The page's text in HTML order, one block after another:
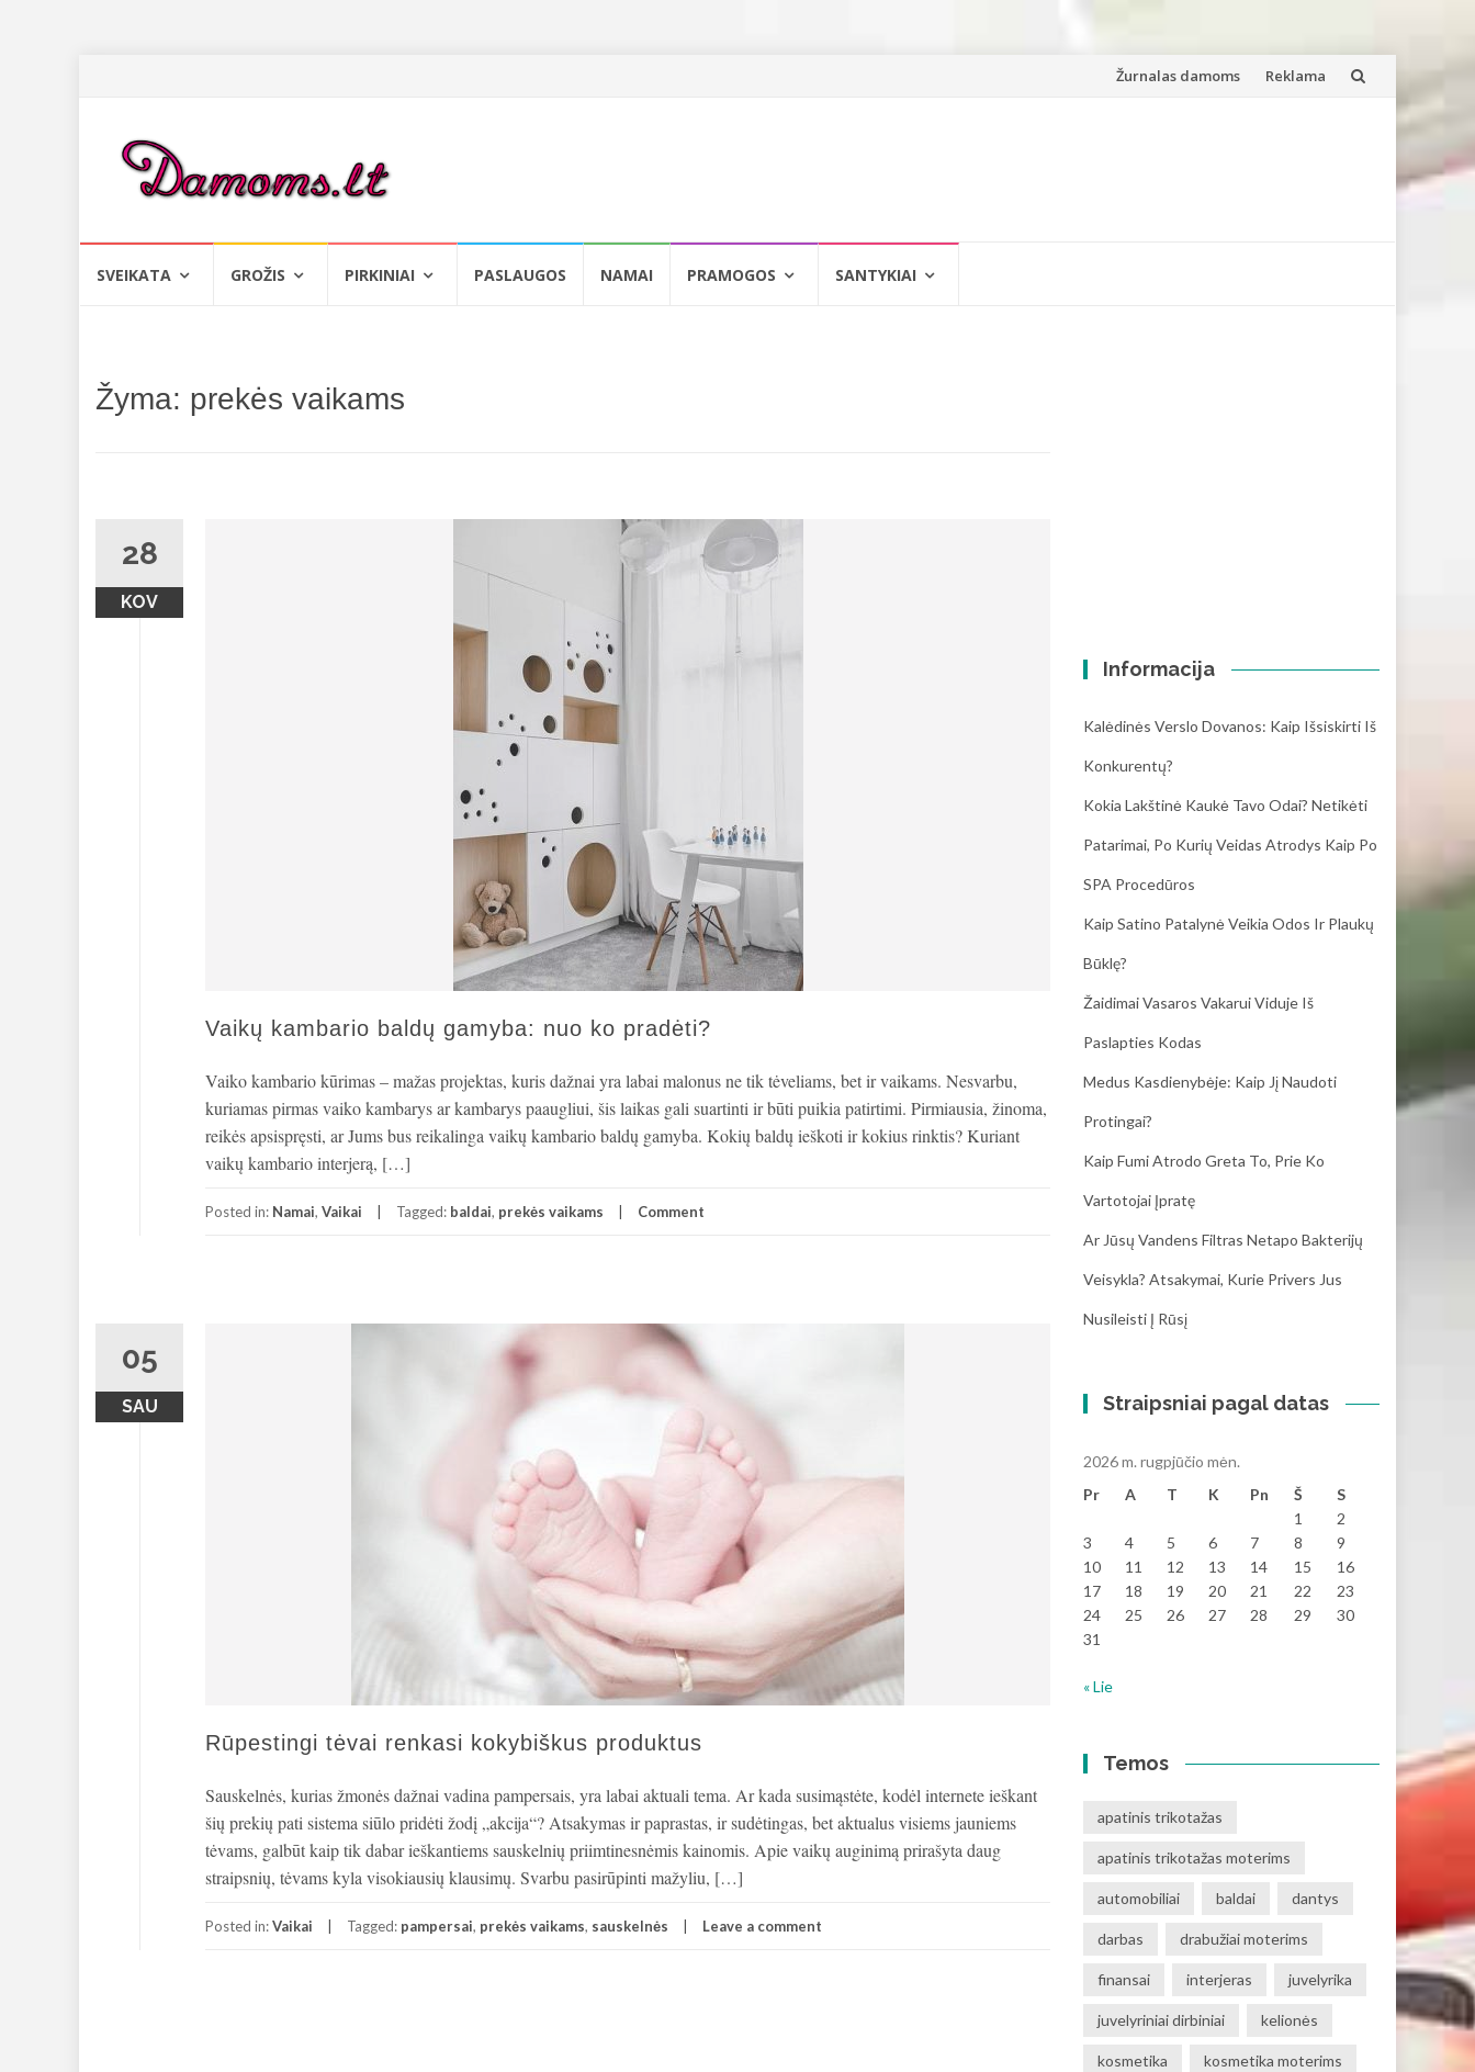
Skip
Žurnalas damoms Reklama
SVEIKATA GROŽIS PIRKINIAI PASLAUGOS NAMAI PRAMOGOS SANTYKIAI
Žyma: prekės vaikams
28
KOV
Vaikų kambario baldų gamyba: nuo ko pradėti?
Vaiko kambario kūrimas – mažas projektas, kuris dažnai yra labai malonus ne tik tėveliams, bet ir vaikams. Nesvarbu,
kuriamas pirmas vaiko kambarys ar kambarys paaugliui, šis laikas gali suartinti ir būti puikia patirtimi. Pirmiausia, žinoma,
reikės apsispręsti, ar Jums bus reikalinga vaikų kambario baldų gamyba. Kokių baldų ieškoti ir kokius rinktis? Kuriant
vaikų kambario interjerą, […]
Posted in: Namai, Vaikai Tagged: baldai, prekės vaikams Comment
05
SAU
Rūpestingi tėvai renkasi kokybiškus produktus
Sauskelnės, kurias žmonės dažnai vadina pampersais, yra labai aktuali tema. Ar kada susimąstėte, kodėl internete ieškant
šių prekių pati sistema siūlo pridėti žodį „akcija“? Atsakymas ir paprastas, ir sudėtingas, bet aktualus visiems jauniems
tėvams, galbūt kaip tik dabar ieškantiems sauskelnių priimtinesnėmis kainomis. Apie vaikų auginimą prirašyta daug
straipsnių, tėvams kyla visokiausių klausimų. Svarbu pasirūpinti mažyliu, […]
Posted in:Vaikai Tagged: pampersai, prekės vaikams, sauskelnės Leave a comment
Informacija
Kalėdinės Verslo Dovanos: Kaip Išsiskirti Iš
Konkurentų?
Kokia Lakštinė Kaukė Tavo Odai? Netikėti
Patarimai, Po Kurių Veidas Atrodys Kaip Po
SPA Procedūros
Kaip Satino Patalynė Veikia Odos Ir Plaukų
Būklę?
Žaidimai Vasaros Vakarui Viduje Iš
Paslapties Kodas
Medus Kasdienybėje: Kaip Jį Naudoti
Protingai?
Kaip Fumi Atrodo Greta To, Prie Ko
Vartotojai Įpratę
Ar Jūsų Vandens Filtras Netapo Bakterijų
Veisykla? Atsakymai, Kurie Privers Jus
Nusileisti Į Rūsį
Straipsniai pagal datas
2026 m. rugpjūčio mėn.
Pr
A T K Pn Š
S
1
2
3
4 5 6 7 8
9
10
11 12 13 14 15
16
17
18 19 20 21 22
23
24
25 26 27 28 29
30
31
« Lie
Temos
apatinis trikotažas
apatinis trikotažas moterims
automobiliai baldai dantys
darbas drabužiai moterims
finansai interjeras juvelyrika
juvelyriniai dirbiniai kelionės
kosmetika kosmetika moterims